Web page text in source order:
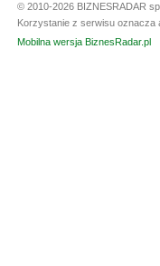
© 2010-2026 BIZNESRADAR
Korzystanie z serwisu oznacza
Mobilna wersja BiznesRadar.pl